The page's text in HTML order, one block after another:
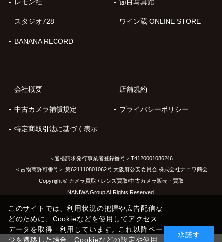
レモン社 節目写真館
スタジオ728 ワイン蔵 ONLINE STORE
BANANA RECORD
会社概要 店舗規約
中古カメラ補償規定 プライバシーポリシー
特定商取引法に基づく表示
＜適格請求発行事業者登録番号＞T4120001086246
＜古物商許可番号＞ 第621110801062号 大阪府公安委員会 株式会社ナニワ商会
Copyright © カメラ買取 / レンズ買取/中古カメラ販売・買取
NANIWA Group All Rights Reserved.
このサイトでは、利用状況の把握や広告配信な
どのために、Cookieなどを使用してアクセス
データを取得・利用しています。これ以降ペー
ジを遷移した場合、Cookieなどの設定や使用
承諾す